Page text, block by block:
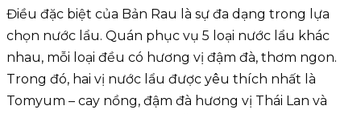
Điều đặc biệt của Bản Rau là sự đa dạng trong lựa
chọn nước lẩu. Quán phục vụ 5 loại nước lẩu khác
nhau, mỗi loại đều có hương vị đậm đà, thơm ngon.
Trong đó, hai vị nước lẩu được yêu thích nhất là
Tomyum – cay nồng, đậm đà hương vị Thái Lan và